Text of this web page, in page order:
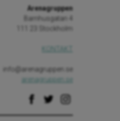
Arenagruppen
Barnhusgatan 4
111 23 Stockholm
info@arenagruppen.se
arenagruppen.se